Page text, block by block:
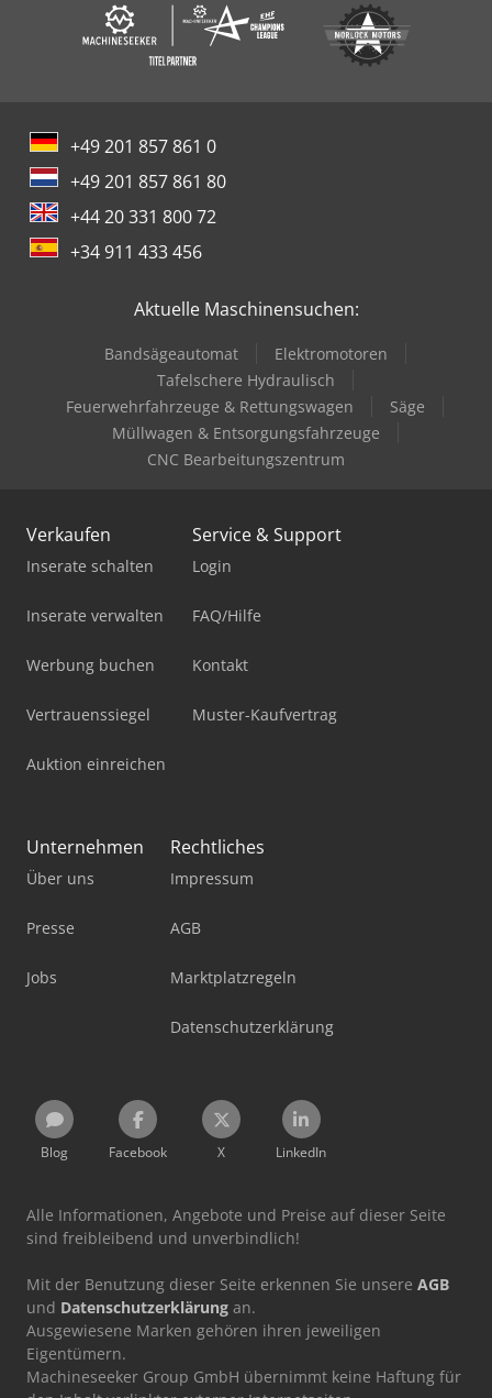
+49 201 857 861 0
+49 201 857 861 80
+44 20 331 800 72
+34 911 433 456
Aktuelle Maschinensuchen:
Bandsägeautomat
Elektromotoren
Tafelschere Hydraulisch
Feuerwehrfahrzeuge & Rettungswagen
Säge
Müllwagen & Entsorgungsfahrzeuge
CNC Bearbeitungszentrum
Verkaufen
Inserate schalten
Inserate verwalten
Werbung buchen
Vertrauenssiegel
Auktion einreichen
Service & Support
Login
FAQ/Hilfe
Kontakt
Muster-Kaufvertrag
Unternehmen
Über uns
Presse
Jobs
Rechtliches
Impressum
AGB
Marktplatzregeln
Datenschutzerklärung
Blog Facebook X LinkedIn
Alle Informationen, Angebote und Preise auf dieser Seite
sind freibleibend und unverbindlich!
Mit der Benutzung dieser Seite erkennen Sie unsere AGB
und Datenschutzerklärung an.
Ausgewiesene Marken gehören ihren jeweiligen
Eigentümern.
Machineseeker Group GmbH übernimmt keine Haftung für